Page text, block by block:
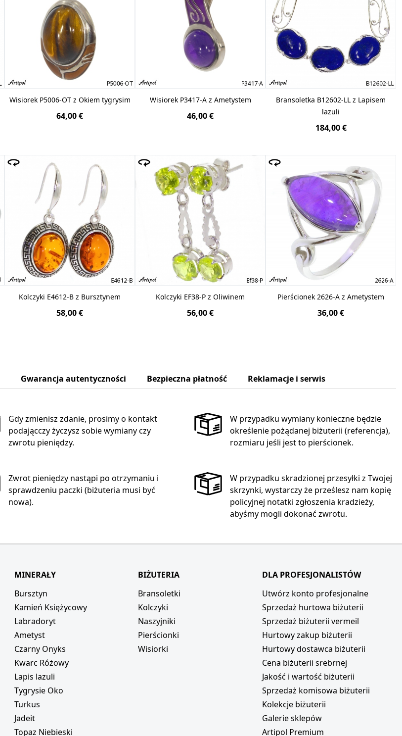
Wisiorek P5006-OT z Okiem tygrysim
64,00 €
Wisiorek P3417-A z Ametystem
46,00 €
Bransoletka B12602-LL z Lapisem
lazuli
184,00 €
Kolczyki E4612-B z Bursztynem
58,00 €
Kolczyki EF38-P z Oliwinem
56,00 €
Pierścionek 2626-A z Ametystem
36,00 €
Gwarancja autentyczności Bezpieczna płatność Reklamacje i serwis
Gdy zmienisz zdanie, prosimy o kontakt
podającczy życzysz sobie wymiany czy
zwrotu pieniędzy.
W przypadku wymiany konieczne będzie
określenie pożądanej biżuterii (referencja),
rozmiaru jeśli jest to pierścionek.
Zwrot pieniędzy nastąpi po otrzymaniu i
sprawdzeniu paczki (biżuteria musi być
nowa).
W przypadku skradzionej przesyłki z Twojej
skrzynki, wystarczy że prześlesz nam kopię
policyjnej notatki zgłoszenia kradzieży,
abyśmy mogli dokonać zwrotu.
MINERAŁY
Bursztyn
Kamień Księżycowy
Labradoryt
Ametyst
Czarny Onyks
Kwarc Różowy
Lapis lazuli
Tygrysie Oko
Turkus
Jadeit
Topaz Niebieski
BIŻUTERIA
Bransoletki
Kolczyki
Naszyjniki
Pierścionki
Wisiorki
DLA PROFESJONALISTÓW
Utwórz konto profesjonalne
Sprzedaż hurtowa biżuterii
Sprzedaż biżuterii vermeil
Hurtowy zakup biżuterii
Hurtowy dostawca biżuterii
Cena biżuterii srebrnej
Jakość i wartość biżuterii
Sprzedaż komisowa biżuterii
Kolekcje biżuterii
Galerie sklepów
Artipol Premium